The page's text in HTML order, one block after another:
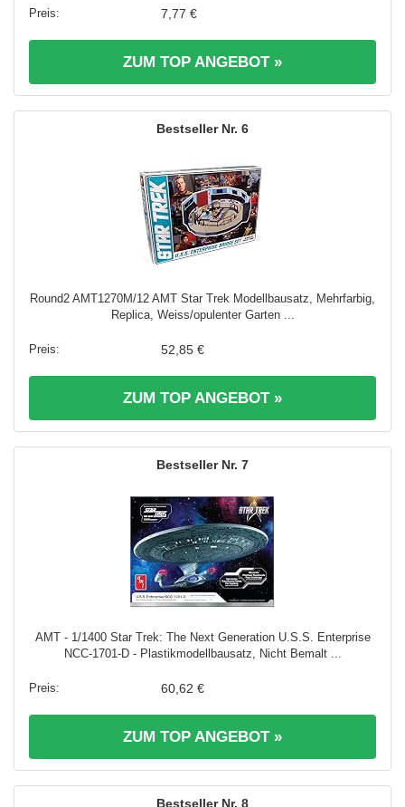
7,77 €
ZUM TOP ANGEBOT »
6
Round2 AMT1270M/12 AMT Star Trek Modellbausatz, Mehrfarbig,
Replica, Weiss/opulenter Garten ...
52,85 €
ZUM TOP ANGEBOT »
7
AMT - 1/1400 Star Trek: The Next Generation U.S.S. Enterprise
NCC-1701-D - Plastikmodellbausatz, Nicht Bemalt ...
60,62 €
ZUM TOP ANGEBOT »
8